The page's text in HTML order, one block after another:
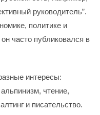
руководитель”.
политике и
часто публиковался в
интересы:
чтение,
и писательство.